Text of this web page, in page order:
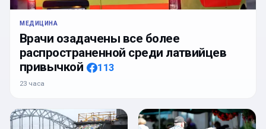
МЕДИЦИНА
Врачи озадачены все более
распространенной среди латвийцев
привычкой
113
23 часа